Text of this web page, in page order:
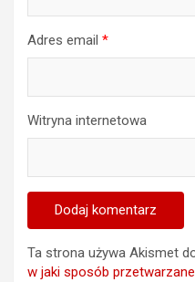
Adres email *
Witryna internetowa
Ta strona używa Akismet
w jaki sposób